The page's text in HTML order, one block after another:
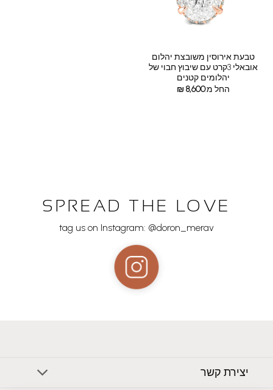
טבעת אירוסין משובצת יהלום
אובאלי 3קרט עם שיבוץ חבוי של
יהלומים קטנים
החל מ:
₪8,600
SPREAD THE LOVE
tag us on Instagram: @doron_merav
יצירת קשר